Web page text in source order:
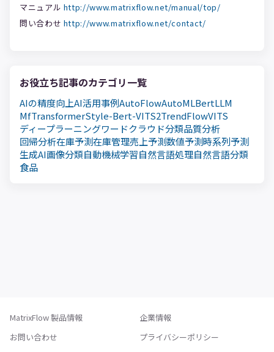
マニュアル http://www.matrixflow.net/manual/top/
問い合わせ http://www.matrixflow.net/contact/
お役立ち記事のカテゴリ一覧
AIの精度向上AI活用事例AutoFlowAutoMLBertLLM
MfTransformerStyle-Bert-VITS2TrendFlowVITS
ディープラーニングワードクラウド分類品質分析
回帰分析在庫予測在庫管理売上予測数値予測時系列予測
生成AI画像分類自動機械学習自然言語処理自然言語分類
食品
MatrixFlow 製品情報
企業情報
お問い合わせ
プライバシーポリシー